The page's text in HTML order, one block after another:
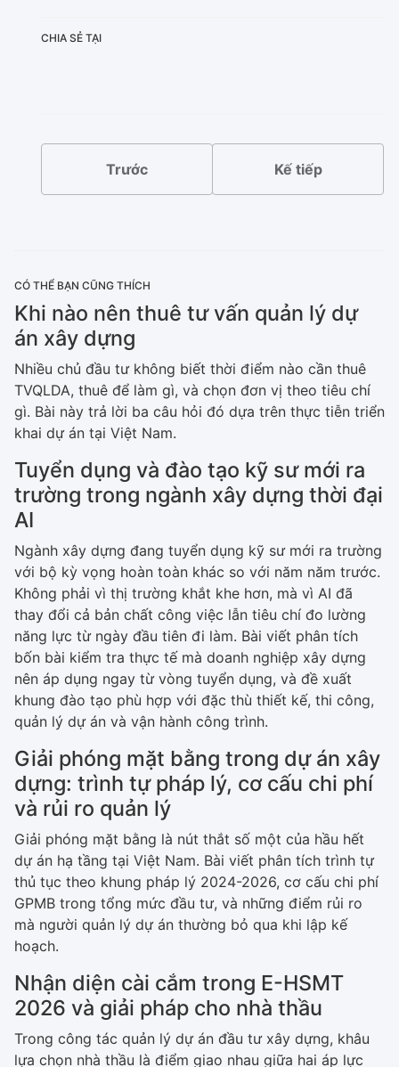
CHIA SẺ TẠI
Trước Kế tiếp
CÓ THỂ BẠN CŨNG THÍCH
Khi nào nên thuê tư vấn quản lý dự
án xây dựng
Nhiều chủ đầu tư không biết thời điểm nào cần thuê
TVQLDA, thuê để làm gì, và chọn đơn vị theo tiêu chí
gì. Bài này trả lời ba câu hỏi đó dựa trên thực tiễn triển
khai dự án tại Việt Nam.
Tuyển dụng và đào tạo kỹ sư mới ra
trường trong ngành xây dựng thời đại
AI
Ngành xây dựng đang tuyển dụng kỹ sư mới ra trường
với bộ kỳ vọng hoàn toàn khác so với năm năm trước.
Không phải vì thị trường khắt khe hơn, mà vì AI đã
thay đổi cả bản chất công việc lẫn tiêu chí đo lường
năng lực từ ngày đầu tiên đi làm. Bài viết phân tích
bốn bài kiểm tra thực tế mà doanh nghiệp xây dựng
nên áp dụng ngay từ vòng tuyển dụng, và đề xuất
khung đào tạo phù hợp với đặc thù thiết kế, thi công,
quản lý dự án và vận hành công trình.
Giải phóng mặt bằng trong dự án xây
dựng: trình tự pháp lý, cơ cấu chi phí
và rủi ro quản lý
Giải phóng mặt bằng là nút thắt số một của hầu hết
dự án hạ tầng tại Việt Nam. Bài viết phân tích trình tự
thủ tục theo khung pháp lý 2024-2026, cơ cấu chi phí
GPMB trong tổng mức đầu tư, và những điểm rủi ro
mà người quản lý dự án thường bỏ qua khi lập kế
hoạch.
Nhận diện cài cắm trong E-HSMT
2026 và giải pháp cho nhà thầu
Trong công tác quản lý dự án đầu tư xây dựng, khâu
lựa chọn nhà thầu là điểm giao nhau giữa hai áp lực